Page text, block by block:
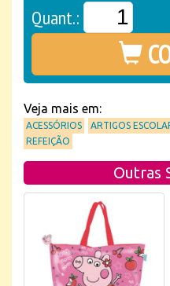
Quant.:
Veja mais em:
ACESSÓRIOS ARTIGOS
REFEIÇÃO
Outras